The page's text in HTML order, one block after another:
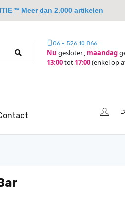
06 - 526 10 866
Nu gesloten, maandag
13:00tot 17:00(enkel op
** Meer dan 2.000 artikelen